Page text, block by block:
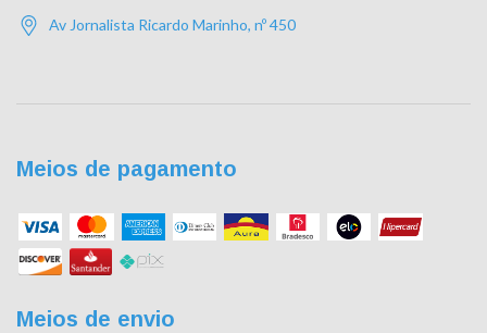
Av Jornalista Ricardo Marinho, nº 450
Meios de pagamento
Meios de envio